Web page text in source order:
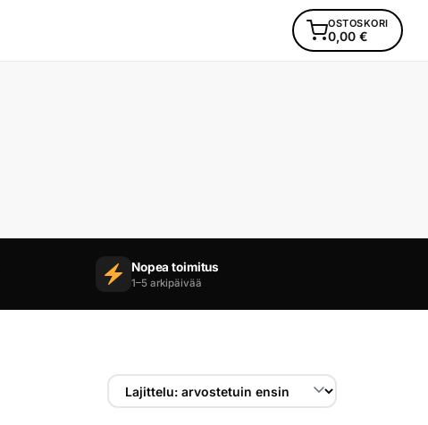
OSTOSKORI
0,00 €
Nopea toimitus
1–5 arkipäivää